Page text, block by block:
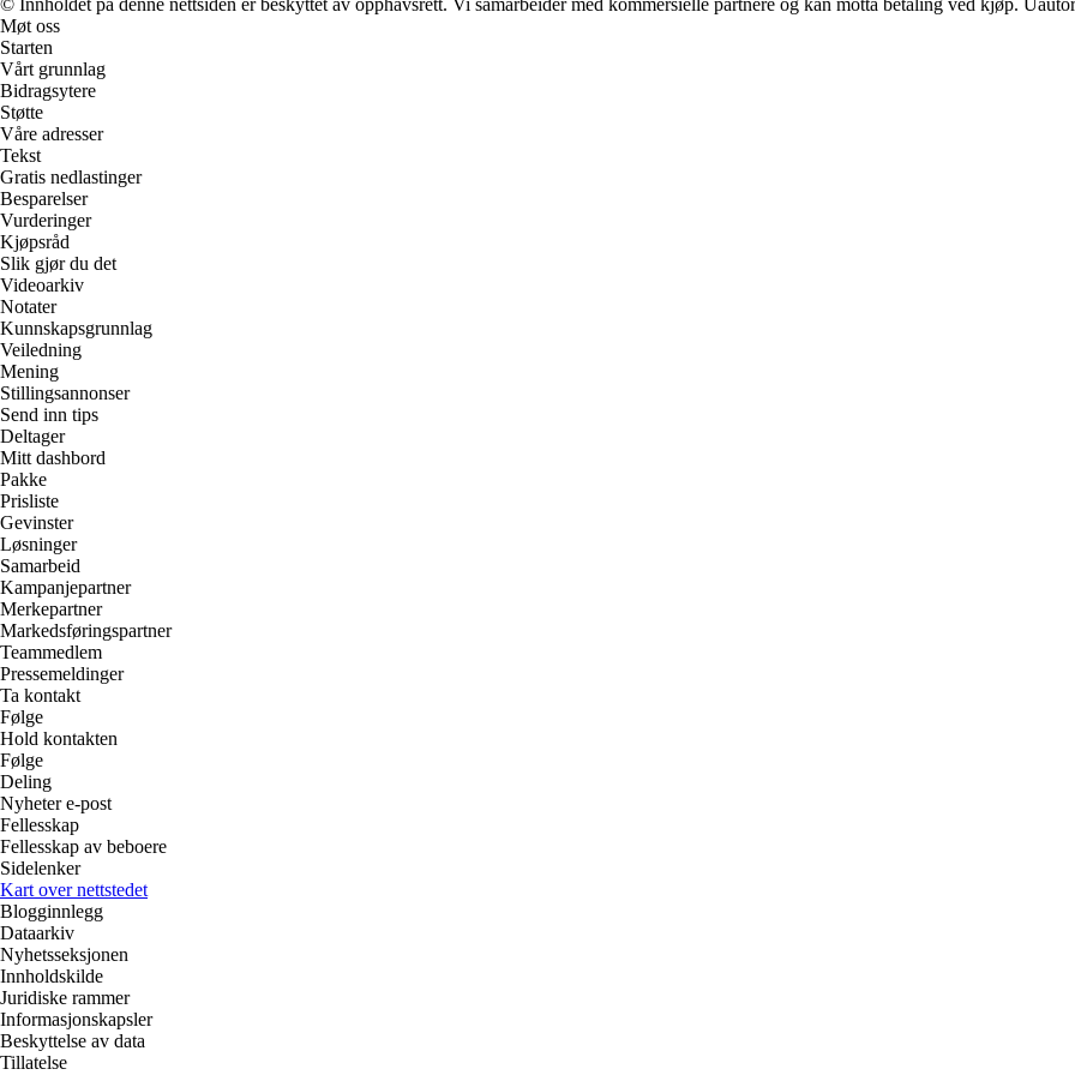
Møt oss
Starten
Vårt grunnlag
Bidragsytere
Støtte
Våre adresser
Tekst
Gratis nedlastinger
Besparelser
Vurderinger
Kjøpsråd
Slik gjør du det
Videoarkiv
Notater
Kunnskapsgrunnlag
Veiledning
Mening
Stillingsannonser
Send inn tips
Deltager
Mitt dashbord
Pakke
Prisliste
Gevinster
Løsninger
Samarbeid
Kampanjepartner
Merkepartner
Markedsføringspartner
Teammedlem
Pressemeldinger
Ta kontakt
Følge
Hold kontakten
Følge
Deling
Nyheter e-post
Fellesskap
Fellesskap av beboere
Sidelenker
Kart over nettstedet
Blogginnlegg
Dataarkiv
Nyhetsseksjonen
Innholdskilde
Juridiske rammer
Informasjonskapsler
Beskyttelse av data
Tillatelse